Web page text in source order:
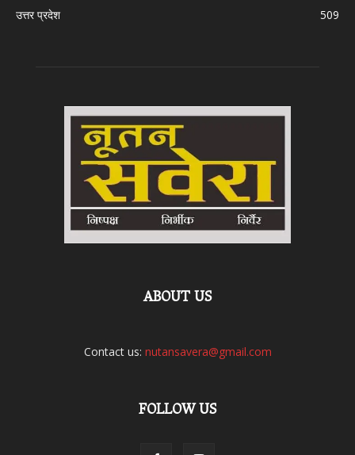
उत्तर प्रदेश
509
ABOUT US
Contact us: nutansavera@gmail.com
FOLLOW US